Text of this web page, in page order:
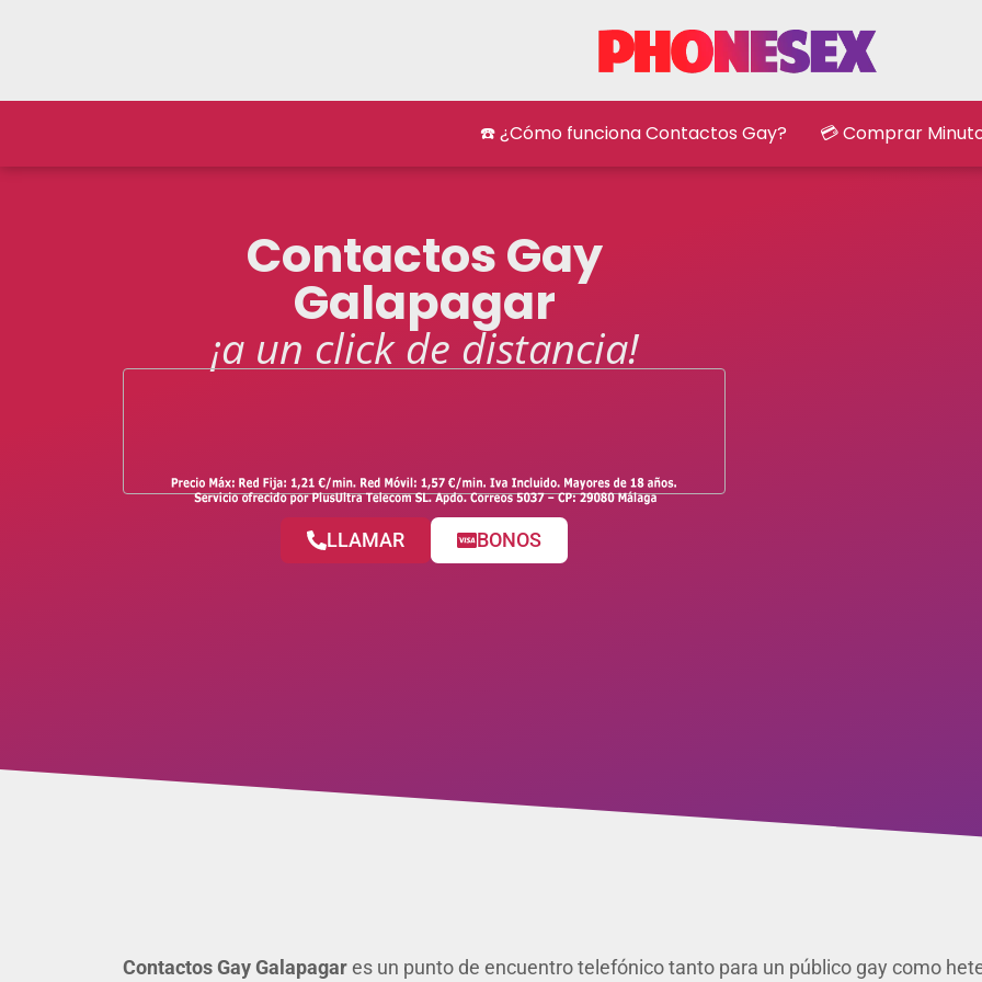
☎️ ¿Cómo funciona Contactos Gay? 💳 Comprar
Contactos Gay
Galapagar
¡a un click de distancia!
LLAMAR BONOS
Contactos Gay Galapagares un punto de encuentro telefónico tanto para un público gay como